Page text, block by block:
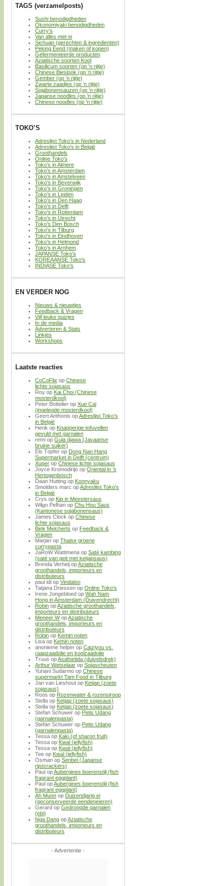
TAGS (verzamelposts)
Sushi benodigdheden
Okonomiyaki benodigdheden
Curry’s
Van alles met ei
Sichuan (gerechten & ingredienten)
Peking Eend (maken of kopen)
Gefermenteerde producten
Aziatische soorten Kool
Basilicum soorten (op ’n rijtje)
Chinese Bieslook (op ’n rijtje)
Gember (op ’n rijtje)
Zwarte zaadjes (op ’n rijtje)
Sojabonensauzen (op ’n rijtje)
Japanse noodles (op ’n rijtje)
Chinese noodles (op ’n rijtje)
TOKO’S
Adreslijst Toko’s in Nederland
Adreslijst Toko’s in België
Groothandels
Online Toko’s
Toko’s in Almere
Toko’s in Amsterdam
Toko’s in Amstelveen
Toko’s in Beverwijk
Toko’s in Groningen
Toko’s in Leiden
Toko’s in Den Haag
Toko’s in Delft
Toko’s in Rotterdam
Toko’s in Utrecht
Toko’s Den Bosch
Toko’s in Tilburg
Toko’s in Eindhoven
Toko’s in Helmond
Toko’s in Arnhem
JAPANSE Toko’s
KOREAANSE Toko’s
INDIASE Toko’s
EN VERDER NOG
Nieuws & nieuwtjes
Feedback & Vragen
Vijf leuke quizjes
In de media
Adverteren & Stats
Linkjes
Workshops
Laatste reacties
CoCoFlix op Chinese
lichte sojasaus
Roy op Kai Choi (Chinese
mosterdkool)
Peter Bottelier op Xue Cai
(ingelegde mosterdkool)
Geert Anthonis opAdreslijst Toko’s
in België
Henk op Knapperige tofuvellen
gevuld met garnalen
remi op Gula djawa (Javaanse
bruine suiker)
Els Töpfer op Dong Nan Hang
Supermarket in Delft (centrum)
Xuper op Chinese lichte sojasaus
Joyce Kromodirijo op Oriental in ’s
Hertogenbosch
Daan Hutting op Konnyaku
Smolders marc opAdreslijst Toko’s
in België
Crys op Kip in Meestersaus
Wilgo Pelhan op Chu Hou Saus
(Kantonese sojabonensaus)
James Clock op Chinese
lichte sojasaus
Bink Melcherts op Feedback &
Vragen
Marjan op Thaise groene
currypasta
JaRoW Wattimena op Saté kambing
(saté van geit met ketjapsaus)
Brenda Verheij opAziatische
groothandels, importeurs en
distributeurs
paul idi op Vindaloo
Tatjana Driessen op Online Toko’s
Irene Jongebloed op Wah Nam
Hong in Amsterdam (Duivendrecht)
Robin opAziatische groothandels,
importeurs en distributeurs
Meneer WopAziatische
groothandels, importeurs en
distributeurs
Robin op Kemiri noten
Lisa op Kemiri noten
anonieme helper op Caiziyou vs.
raapzaadolie en koolzaadolie
Truus opAsafoetida (duivelsdrek)
Arthur Wetselaar op Sojascheuten
Yuriani Sudarmo op Chinese
supermarkt Tam Food in Tilburg
Jan van Lieshout op Ketjap (zoete
sojasaus)
Roos op Rozenwater & rozensiroop
Stella op Ketjap (zoete sojasaus)
Stella op Ketjap (zoete sojasaus)
Stefan Schuwer op Petis Udang
(garnalenpasta)
Stefan Schuwer op Petis Udang
(garnalenpasta)
Tessa op Kaki (of sharon fruit)
Tessa op Kwal (jellyfish)
Tessa op Kwal (jellyfish)
Tee op Kwal (jellyfish)
Osman op Senbei (Japanse
rijstcrackers)
Paul opAubergines boerenstijl (fish
fragrant eggplant)
Paul opAubergines boerenstijl (fish
fragrant eggplant)
Ah Munn op Duizendjarig ei
(geconserveerde eendeneieren)
Gerard op Gedroogde garnalen
(ebi)
Nga Dang opAziatische
groothandels, importeurs en
distributeurs
- Advertentie -